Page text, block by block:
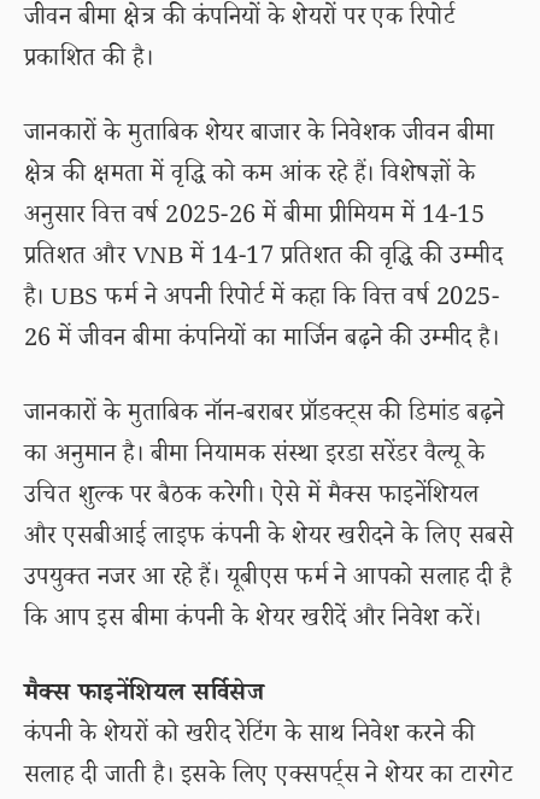
जीवन बीमा क्षेत्र की कंपनियों के शेयरों पर एक रिपोर्ट
प्रकाशित की है।
जानकारों के मुताबिक शेयर बाजार के निवेशक जीवन बीमा
क्षेत्र की क्षमता में वृद्धि को कम आंक रहे हैं। विशेषज्ञों के
अनुसार वित्त वर्ष 2025-26 में बीमा प्रीमियम में 14-15
प्रतिशत और VNB में 14-17 प्रतिशत की वृद्धि की उम्मीद
है। UBS फर्म ने अपनी रिपोर्ट में कहा कि वित्त वर्ष 2025-
26 में जीवन बीमा कंपनियों का मार्जिन बढ़ने की उम्मीद है।
जानकारों के मुताबिक नॉन-बराबर प्रॉडक्ट्स की डिमांड बढ़ने
का अनुमान है। बीमा नियामक संस्था इरडा सरेंडर वैल्यू के
उचित शुल्क पर बैठक करेगी। ऐसे में मैक्स फाइनेंशियल
और एसबीआई लाइफ कंपनी के शेयर खरीदने के लिए सबसे
उपयुक्त नजर आ रहे हैं। यूबीएस फर्म ने आपको सलाह दी है
कि आप इस बीमा कंपनी के शेयर खरीदें और निवेश करें।
मैक्स फाइनेंशियल सर्विसेज
कंपनी के शेयरों को खरीद रेटिंग के साथ निवेश करने की
सलाह दी जाती है। इसके लिए एक्सपर्ट्स ने शेयर का टारगेट